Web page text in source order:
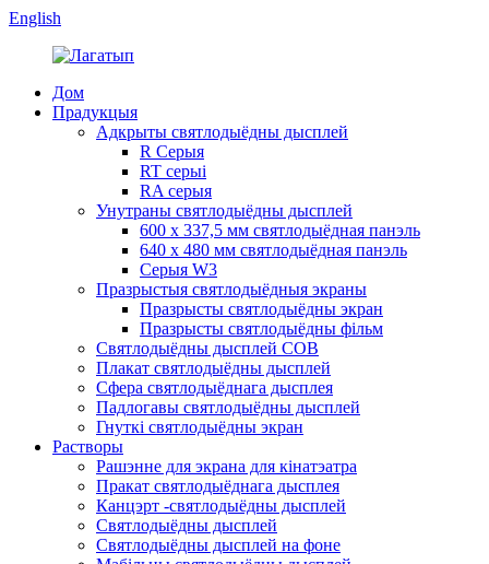
English
Дом
Прадукцыя
Адкрыты святлодыёдны дысплей
R Серыя
RT серыі
RA серыя
Унутраны святлодыёдны дысплей
600 х 337,5 мм святлодыёдная панэль
640 х 480 мм святлодыёдная панэль
Серыя W3
Празрыстыя святлодыёдныя экраны
Празрысты святлодыёдны экран
Празрысты святлодыёдны фільм
Святлодыёдны дысплей COB
Плакат святлодыёдны дысплей
Сфера святлодыёднага дысплея
Падлогавы святлодыёдны дысплей
Гнуткі святлодыёдны экран
Растворы
Рашэнне для экрана для кінатэатра
Пракат святлодыёднага дысплея
Канцэрт -святлодыёдны дысплей
Святлодыёдны дысплей
Святлодыёдны дысплей на фоне